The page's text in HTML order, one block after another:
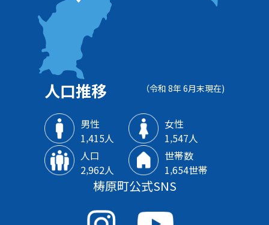
人口推移 （令和 8年 6月末現在)
男性
1‚415人
女性
1‚547人
人口
2‚962人
世帯数
1‚654世帯
梼原町公式SNS